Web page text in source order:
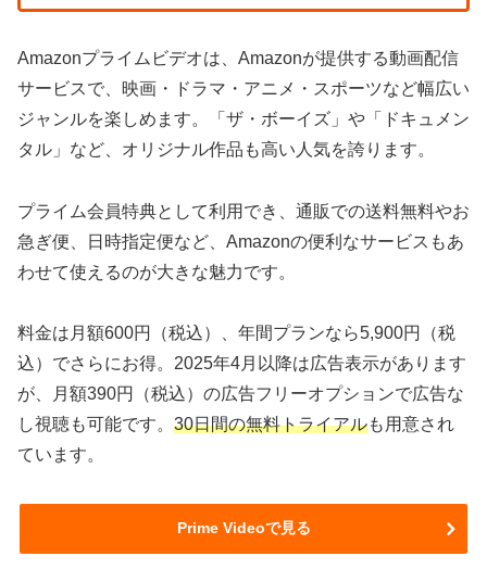
Amazonプライムビデオは、Amazonが提供する動画配信
サービスで、映画・ドラマ・アニメ・スポーツなど幅広い
ジャンルを楽しめます。「ザ・ボーイズ」や「ドキュメン
タル」など、オリジナル作品も高い人気を誇ります。
プライム会員特典として利用でき、通販での送料無料やお
急ぎ便、日時指定便など、Amazonの便利なサービスもあ
わせて使えるのが大きな魅力です。
料金は月額600円（税込）、年間プランなら5,900円（税
込）でさらにお得。2025年4月以降は広告表示があります
が、月額390円（税込）の広告フリーオプションで広告な
し視聴も可能です。 30日間の無料トライアルも用意され
ています。
Prime Videoで見る